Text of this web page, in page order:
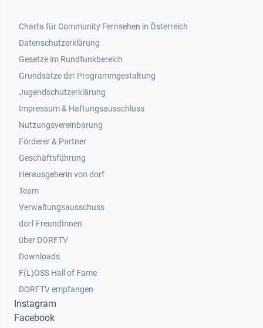
Footer 1
Charta für Community Fernsehen in Österreich
Datenschutzerklärung
Gesetze im Rundfunkbereich
Grundsätze der Programmgestaltung
Jugendschutzerklärung
Impressum & Haftungsausschluss
Nutzungsvereinbarung
Footer 2
Förderer & Partner
Geschäftsführung
Herausgeberin von dorf
Team
Verwaltungsausschuss
dorf FreundInnen
Footer 3
über DORFTV
Downloads
F(L)OSS Hall of Fame
Footer 4
DORFTV empfangen
Instagram
Facebook